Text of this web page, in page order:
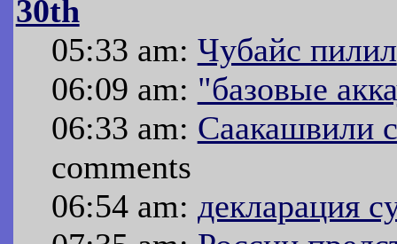
30th
05:33 am: Чубайс пилил
06:09 am: "базовые
06:33 am: Саакашвили
comments
06:54 am: декларация